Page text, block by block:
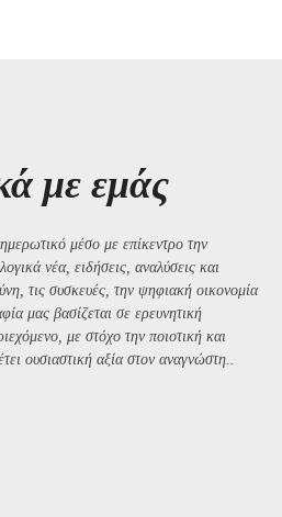
με εμάς
μέσο με επίκεντρο την
νέα, ειδήσεις, αναλύσεις και
τις συσκευές, την ψηφιακή οικονομία
μας βασίζεται σε ερευνητική
με στόχο την ποιοτική και
ουσιαστική αξία στον αναγνώστη..